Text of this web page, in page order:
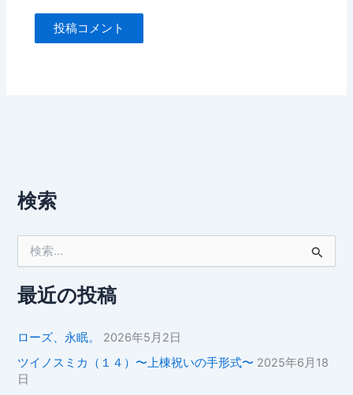
検索
象
:最近の投稿
ローズ、永眠。
2026年5月2日
ツイノスミカ（１４）〜上棟祝いの手形式〜 2025年6月18
日